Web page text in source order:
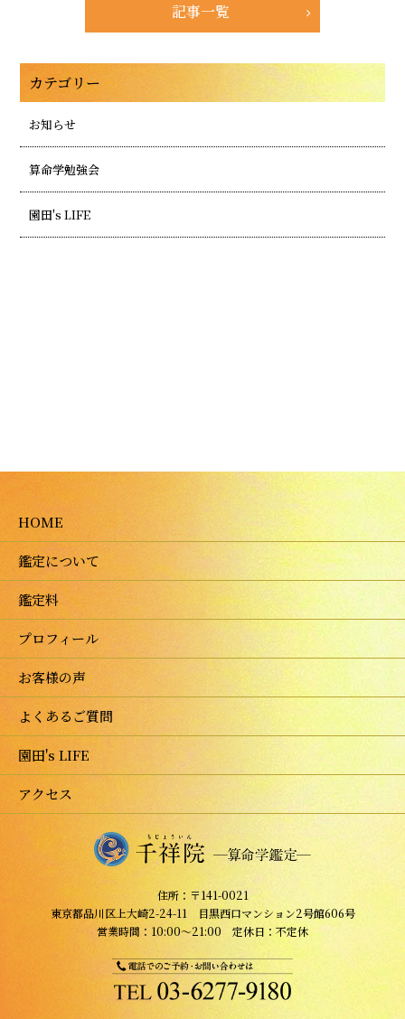
記事一覧
カテゴリー
お知らせ
算命学勉強会
園田's LIFE
HOME
鑑定について
鑑定料
プロフィール
お客様の声
よくあるご質問
園田's LIFE
アクセス
住所：〒141-0021
東京都品川区上大崎2-24-11 目黒西口マンション2号館606号
営業時間：10:00～21:00 定休日：不定休